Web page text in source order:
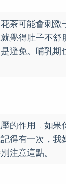
茶可能會刺激
覺得肚子不舒
避免。哺乳
的作用，如果
得有一次，我
注意這點。